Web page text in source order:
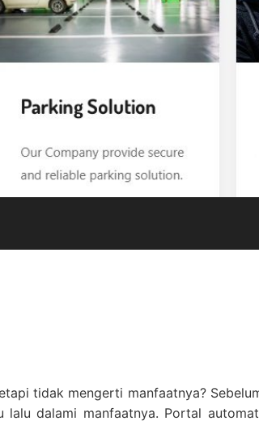
tidak mengerti manfaatnya?
lalu dalami manfaatnya. Portal